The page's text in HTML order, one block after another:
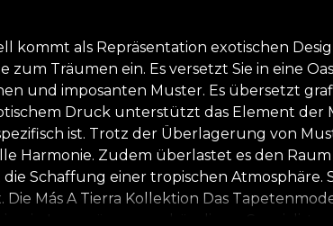
kommt als Repräsentation exotischen
Träumen ein. Es versetzt Sie in eine
und imposanten Muster. Es übersetzt
Druck unterstützt das Element
ist. Trotz der Überlagerung von
Harmonie. Zudem überlastet es den
Schaffung einer tropischen
Más A Tierra Kollektion Das